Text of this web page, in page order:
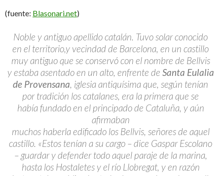
(fuente: Blasonari.net)
Noble y antiguo apellido catalán. Tuvo solar conocido
en el territorio,y vecindad de Barcelona, en un castillo
muy antiguo que se conservó con el nombre de Bellvis
y estaba asentado en un alto, enfrente de Santa Eulalia
de Provensana, iglesia antiquísima que, según tenían
por tradición los catalanes, era la primera que se
había fundado en el principado de Cataluña, y aún
afirmaban
muchos haberla edificado los Bellvis, señores de aquel
castillo. «Estos tenían a su cargo – dice Gaspar Escolano
– guardar y defender todo aquel paraje de la marina,
hasta los Hostaletes y el río Llobregat, y en razón